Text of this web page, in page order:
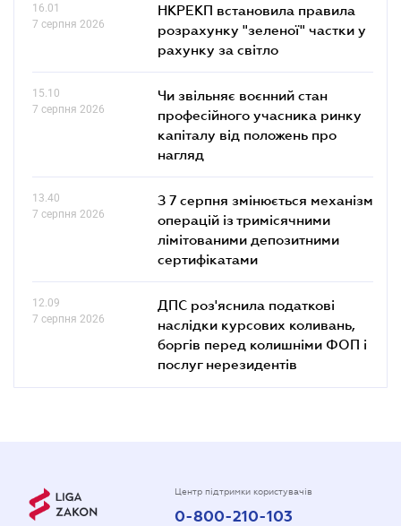
16.01
7 серпня 2026
НКРЕКП встановила правила
розрахунку "зеленої" частки у
рахунку за світло
15.10
7 серпня 2026
Чи звільняє воєнний стан
професійного учасника ринку
капіталу від положень про
нагляд
13.40
7 серпня 2026
З 7 серпня змінюється механізм
операцій із тримісячними
лімітованими депозитними
сертифікатами
12.09
7 серпня 2026
ДПС роз'яснила податкові
наслідки курсових коливань,
боргів перед колишніми ФОП і
послуг нерезидентів
Центр підтримки користувачів
0-800-210-103